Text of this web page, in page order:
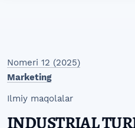
Nomeri 12 (2025)
Marketing
Ilmiy maqolalar
INDUSTRIAL